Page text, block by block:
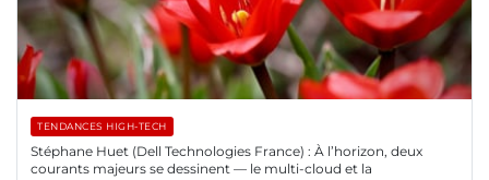
TENDANCES HIGH-TECH
Stéphane Huet (Dell Technologies France) : À l’horizon, deux
courants majeurs se dessinent — le multi-cloud et la